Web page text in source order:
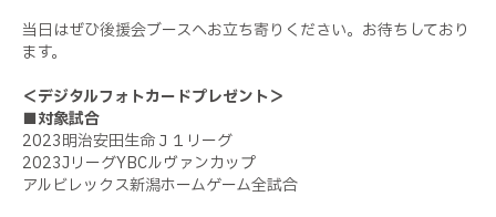
当日はぜひ後援会ブースへお立ち寄りください。お待ちしており
ます。
＜デジタルフォトカードプレゼント＞
■対象試合
2023明治安田生命Ｊ１リーグ
2023JリーグYBCルヴァンカップ
アルビレックス新潟ホームゲーム全試合